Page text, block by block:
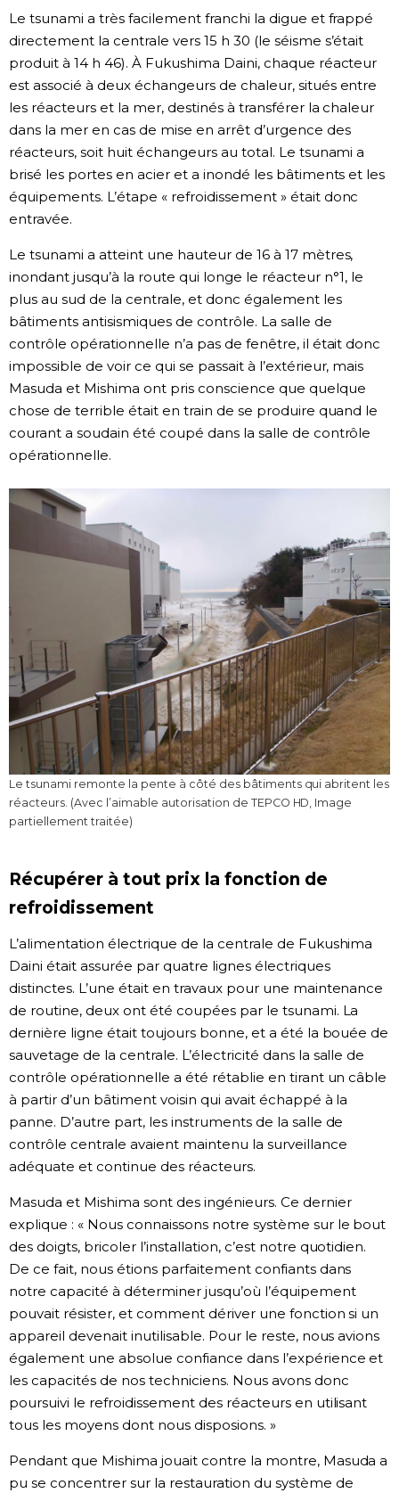
Le tsunami a très facilement franchi la digue et frappé
directement la centrale vers 15 h 30 (le séisme s’était
produit à 14 h 46). À Fukushima Daini, chaque réacteur
est associé à deux échangeurs de chaleur, situés entre
les réacteurs et la mer, destinés à transférer la chaleur
dans la mer en cas de mise en arrêt d’urgence des
réacteurs, soit huit échangeurs au total. Le tsunami a
brisé les portes en acier et a inondé les bâtiments et les
équipements. L’étape « refroidissement » était donc
entravée.
Le tsunami a atteint une hauteur de 16 à 17 mètres,
inondant jusqu’à la route qui longe le réacteur n°1, le
plus au sud de la centrale, et donc également les
bâtiments antisismiques de contrôle. La salle de
contrôle opérationnelle n’a pas de fenêtre, il était donc
impossible de voir ce qui se passait à l’extérieur, mais
Masuda et Mishima ont pris conscience que quelque
chose de terrible était en train de se produire quand le
courant a soudain été coupé dans la salle de contrôle
opérationnelle.
Le tsunami remonte la pente à côté des bâtiments qui abritent les
réacteurs. (Avec l’aimable autorisation de TEPCO HD, Image
partiellement traitée)
Récupérer à tout prix la fonction de
refroidissement
L’alimentation électrique de la centrale de Fukushima
Daini était assurée par quatre lignes électriques
distinctes. L’une était en travaux pour une maintenance
de routine, deux ont été coupées par le tsunami. La
dernière ligne était toujours bonne, et a été la bouée de
sauvetage de la centrale. L’électricité dans la salle de
contrôle opérationnelle a été rétablie en tirant un câble
à partir d’un bâtiment voisin qui avait échappé à la
panne. D’autre part, les instruments de la salle de
contrôle centrale avaient maintenu la surveillance
adéquate et continue des réacteurs.
Masuda et Mishima sont des ingénieurs. Ce dernier
explique : « Nous connaissons notre système sur le bout
des doigts, bricoler l’installation, c’est notre quotidien.
De ce fait, nous étions parfaitement confiants dans
notre capacité à déterminer jusqu’où l’équipement
pouvait résister, et comment dériver une fonction si un
appareil devenait inutilisable. Pour le reste, nous avions
également une absolue confiance dans l’expérience et
les capacités de nos techniciens. Nous avons donc
poursuivi le refroidissement des réacteurs en utilisant
tous les moyens dont nous disposions. »
Pendant que Mishima jouait contre la montre, Masuda a
pu se concentrer sur la restauration du système de